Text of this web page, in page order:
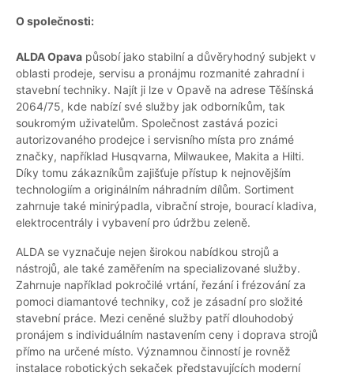
O společnosti:
ALDA Opava působí jako stabilní a důvěryhodný subjekt v
oblasti prodeje, servisu a pronájmu rozmanité zahradní i
stavební techniky. Najít ji lze v Opavě na adrese Těšínská
2064/75, kde nabízí své služby jak odborníkům, tak
soukromým uživatelům. Společnost zastává pozici
autorizovaného prodejce i servisního místa pro známé
značky, například Husqvarna, Milwaukee, Makita a Hilti.
Díky tomu zákazníkům zajišťuje přístup k nejnovějším
technologiím a originálním náhradním dílům. Sortiment
zahrnuje také minirýpadla, vibrační stroje, bourací kladiva,
elektrocentrály i vybavení pro údržbu zeleně.
ALDA se vyznačuje nejen širokou nabídkou strojů a
nástrojů, ale také zaměřením na specializované služby.
Zahrnuje například pokročilé vrtání, řezání i frézování za
pomoci diamantové techniky, což je zásadní pro složité
stavební práce. Mezi ceněné služby patří dlouhodobý
pronájem s individuálním nastavením ceny i doprava strojů
přímo na určené místo. Významnou činností je rovněž
instalace robotických sekaček představujících moderní